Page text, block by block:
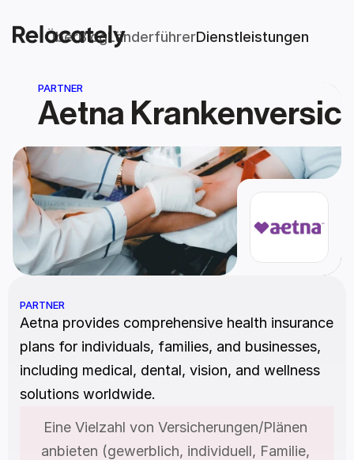
ÜberBlogLänderführerDienstleistungen
PARTNER
Aetna
PARTNER
Aetna provides comprehensive health insurance
plans for individuals, families, and businesses,
including medical, dental, vision, and wellness
solutions worldwide.
Eine Vielzahl von Versicherungen/Plänen
anbieten (gewerblich, individuell, Familie,